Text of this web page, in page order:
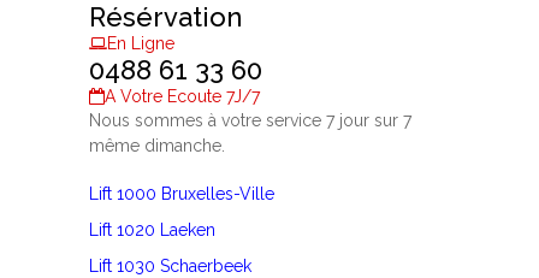
Résérvation
En Ligne
0488 61 33 60
A Votre Ecoute 7J/7
Nous sommes à votre service 7 jour sur 7
même dimanche.
Lift 1000 Bruxelles-Ville
Lift 1020 Laeken
Lift 1030 Schaerbeek